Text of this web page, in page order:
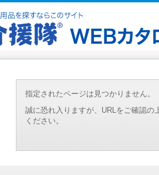
指定されたページは見つかりません。
誠に恐れ入りますが、URLをご確認
ください。